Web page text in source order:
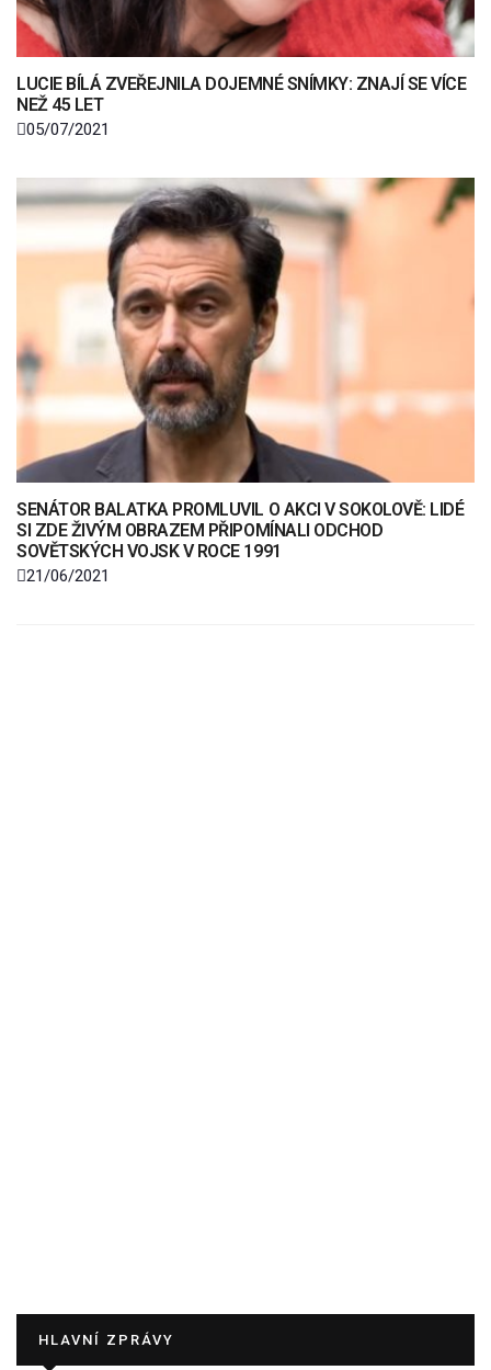
LUCIE BÍLÁ ZVEŘEJNILA DOJEMNÉ SNÍMKY: ZNAJÍ SE VÍCE
NEŽ 45 LET
05/07/2021
SENÁTOR BALATKA PROMLUVIL O AKCI V SOKOLOVĚ: LIDÉ
SI ZDE ŽIVÝM OBRAZEM PŘIPOMÍNALI ODCHOD
SOVĚTSKÝCH VOJSK V ROCE 1991
21/06/2021
HLAVNÍ ZPRÁVY